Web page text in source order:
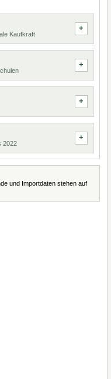
Kaufkraft
2022
und Importdaten stehen auf